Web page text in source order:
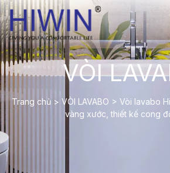
VÒI
Trang chủ > VÒI LAVABO > Vòi lavabo
vàng xước, thiết kế cong